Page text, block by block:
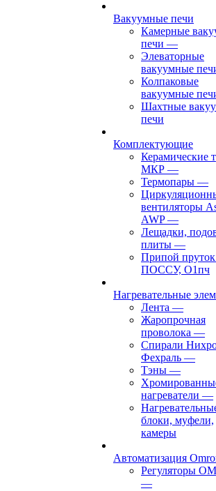
Вакуумные печи
Камерные
печи —
Элеваторные
вакуумные
Колпаковые
вакуумные
Шахтные
печи
Комплектующие
Керамические
МКР —
Термопары —
вентиляторы
AWP—
Лещадки,
плиты —
Припой
ПОССУ, О1пч
Нагревательные
Лента —
Жаропрочная
проволока —
Спирали
Фехраль —
Тэны —
нагреватели —
блоки, муфели,
камеры
Автоматизация
Регуляторы
—